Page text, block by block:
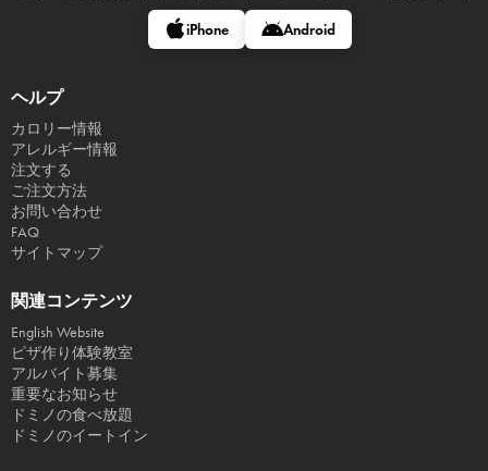
iPhone Android
ヘルプ
カロリー情報
アレルギー情報
注文する
ご注文方法
お問い合わせ
FAQ
サイトマップ
関連コンテンツ
English Website
ピザ作り体験教室
アルバイト募集
重要なお知らせ
ドミノの食べ放題
ドミノのイートイン